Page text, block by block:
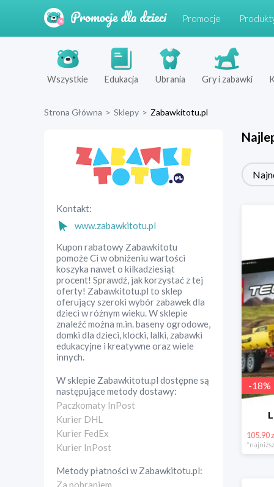
Promocje
Wszystkie Edukacja Ubrania Gry i zabawki
Strona Główna > Sklepy > Zabawkitotu.pl
Kontakt:
www.zabawkitotu.pl
Kupon rabatowy Zabawkitotu
pomoże Ci w obniżeniu wartości
koszyka nawet o kilkadziesiąt
procent! Sprawdź, jak korzystać z tej
oferty! Zabawkitotu.pl to sklep
oferujący szeroki wybór zabawek dla
dzieci w różnym wieku. W sklepie
znaleźć można m.in. baseny ogrodowe,
domki dla dzieci, klocki, lalki, zabawki
edukacyjne i kreatywne oraz wiele
innych.
W sklepie Zabawkitotu.pl dostępne są
następujące metody dostawy:
Paczkomaty InPost
Kurier DHL
Kurier FedEx
Kurier InPost
Metody płatności wZabawkitotu.pl:
Za pobraniem
-18%
105.90